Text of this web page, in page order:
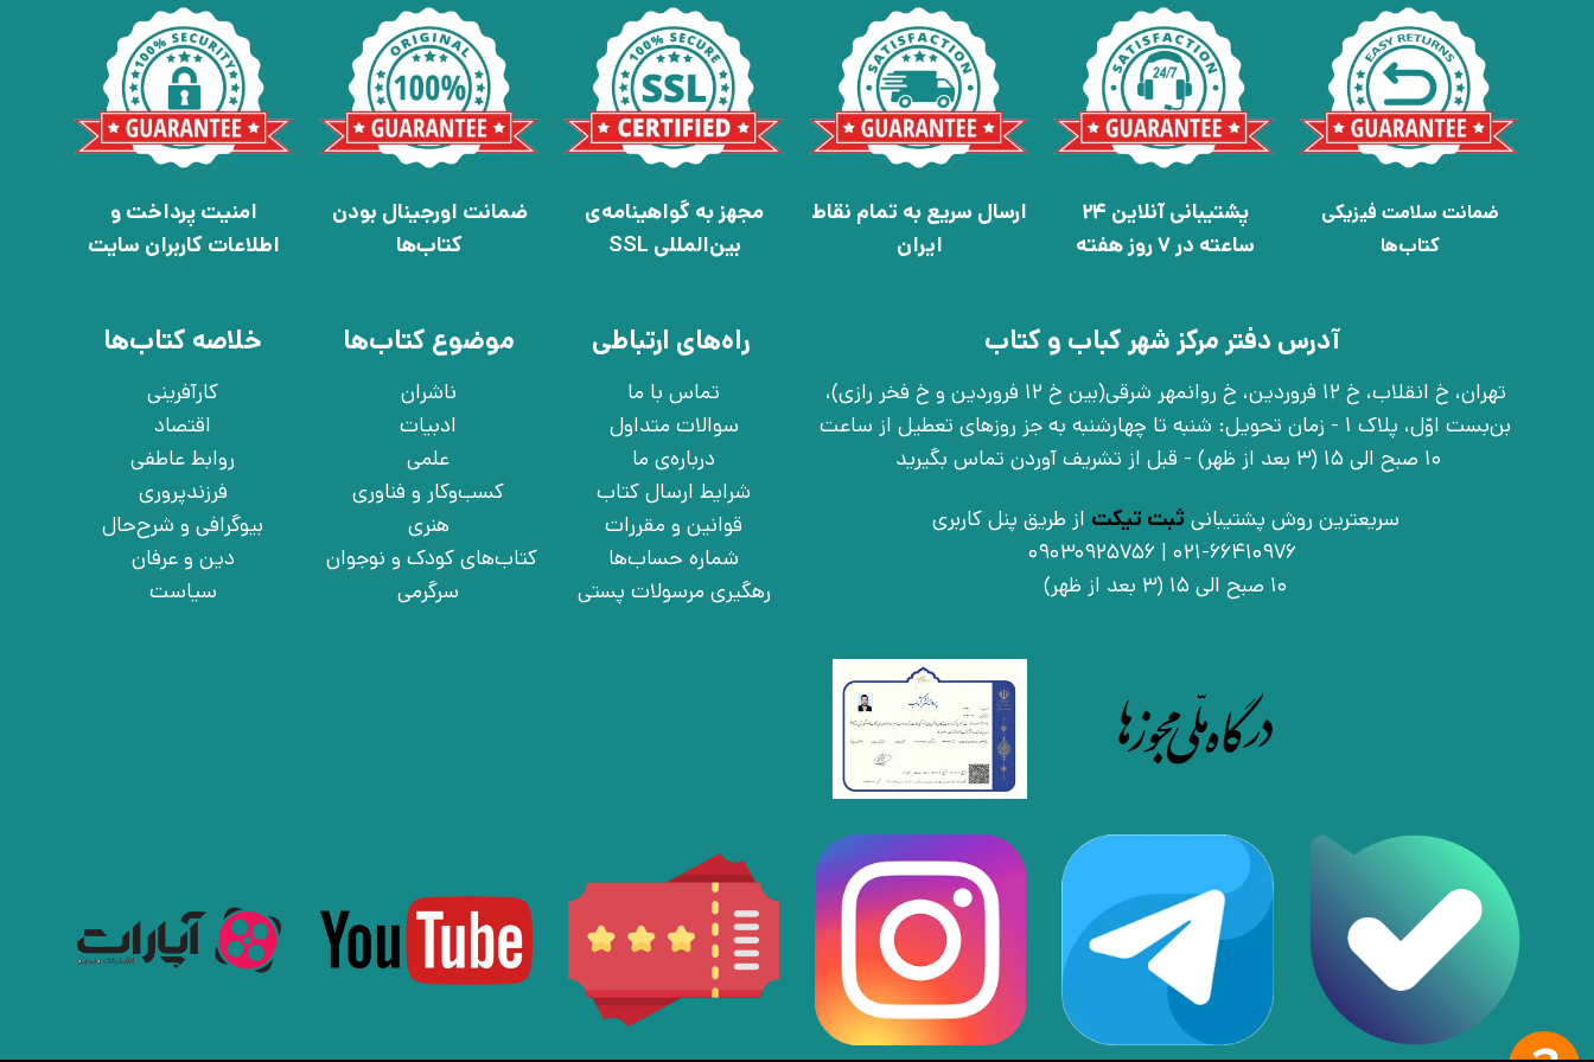
ضمانت سلامت فیزیکی
کتاب‌ها
پشتیبانی آنلاین 24
ساعته در 7 روز هفته
ارسال سریع به تمام نقاط
ایران
مجهز به گواهینامه‌ی
بین‌المللی SSL
ضمانت اورجینال بودن
کتاب‌ها
امنیت پرداخت و
اطلاعات کاربران سایت
آدرس دفتر مرکز شهر کباب و کتاب
تهران، خ انقلاب، خ 12 فروردین، خ روانمهر شرقی(بین خ 12 فروردین و خ فخر رازی)،
بن‌بست اوّل، پلاک 1 - زمان تحویل: شنبه تا چهارشنبه به جز روزهای تعطیل از ساعت
10 صبح الی 15 (3 بعد از ظهر) - قبل از تشریف آوردن تماس بگیرید
سریعترین روش پشتیبانی ثبت تیکت از طریق پنل کاربری
10 صبح الی 15 (3 بعد از ظهر)
راه‌های ارتباطی
تماس با ما
سوالات متداول
درباره‌ی ما
شرایط ارسال کتاب
قوانین و مقررات
شماره حساب‌ها
رهگیری مرسولات پستی
موضوع کتاب‌ها
ناشران
ادبیات
علمی
کسب‌وکار و فناوری
هنری
کتاب‌های کودک و نوجوان
سرگرمی
خلاصه کتاب‌ها
کارآفرینی
اقتصاد
روابط عاطفی
فرزندپروری
بیوگرافی و شرح‌حال
دین و عرفان
سیاست